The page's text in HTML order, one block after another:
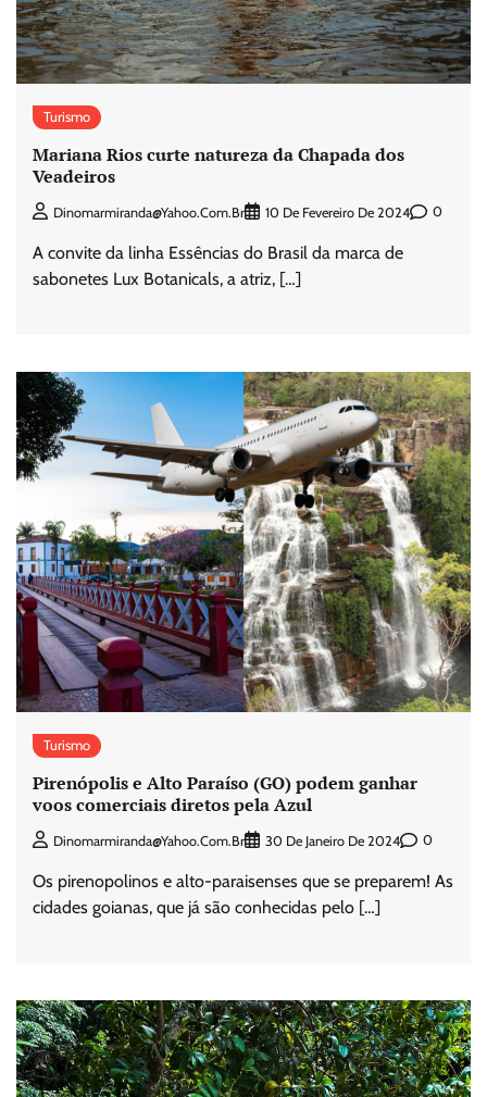
Turismo
Mariana Rios curte natureza da Chapada dos
Veadeiros
Dinomarmiranda@yahoo.com.br 10 De Fevereiro De 2024 0
A convite da linha Essências do Brasil da marca de
sabonetes Lux Botanicals, a atriz, […]
Turismo
Pirenópolis e Alto Paraíso (GO) podem ganhar
voos comerciais diretos pela Azul
Dinomarmiranda@yahoo.com.br 30 De Janeiro De 2024 0
Os pirenopolinos e alto-paraisenses que se preparem! As
cidades goianas, que já são conhecidas pelo […]